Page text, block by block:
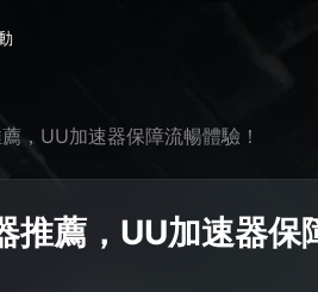
，UU加速器保障流暢體驗！
推薦，UU加速器保